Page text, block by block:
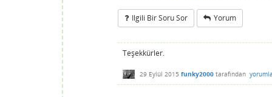
Ilgili Bir Soru Sor Yorum
Teşekkürler.
29 Eylül 2015 funky2000 tarafından